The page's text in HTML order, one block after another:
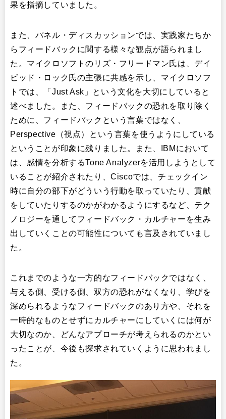
果を指摘していました。
また、パネル・ディスカッションでは、実践家たちか
らフィードバックに関する様々な観点が語られまし
た。マイクロソフトのリズ・フリードマン氏は、デイ
ビッド・ロック氏の主張に共感を示し、マイクロソフ
トでは、「Just Ask」という文化を大切にしていると
述べました。また、フィードバックの恐れを取り除く
ために、フィードバックという言葉ではなく、
Perspective（視点）という言葉を使うようにしている
ということが印象に残りました。また、IBMにおいて
は、感情を分析するTone Analyzerを活用しようとして
いることが紹介されたり、Ciscoでは、チェックイン
時に自分の部下がどういう行動を取っていたり、貢献
をしていたりするのかがわかるようにするなど、テク
ノロジーを通してフィードバック・カルチャーを生み
出していくことの可能性についても言及されていまし
た。
これまでのような一方的なフィードバックではなく、
与える側、受ける側、双方の恐れがなくなり、学びを
深められるようなフィードバックのあり方や、それを
一時的なものとせずにカルチャーにしていくには何が
大切なのか、どんなアプローチが考えられるのかとい
ったことが、今後も探求されていくように思われまし
た。